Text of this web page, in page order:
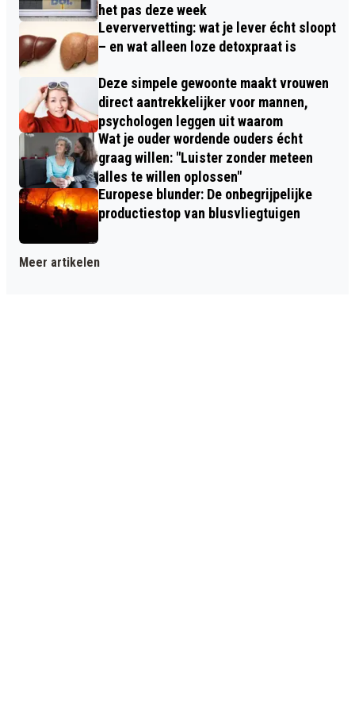
het pas deze week
Leververvetting: wat je lever écht sloopt
– en wat alleen loze detoxpraat is
Deze simpele gewoonte maakt vrouwen
direct aantrekkelijker voor mannen,
psychologen leggen uit waarom
Wat je ouder wordende ouders écht
graag willen: "Luister zonder meteen
alles te willen oplossen"
Europese blunder: De onbegrijpelijke
productiestop van blusvliegtuigen
Meer artikelen